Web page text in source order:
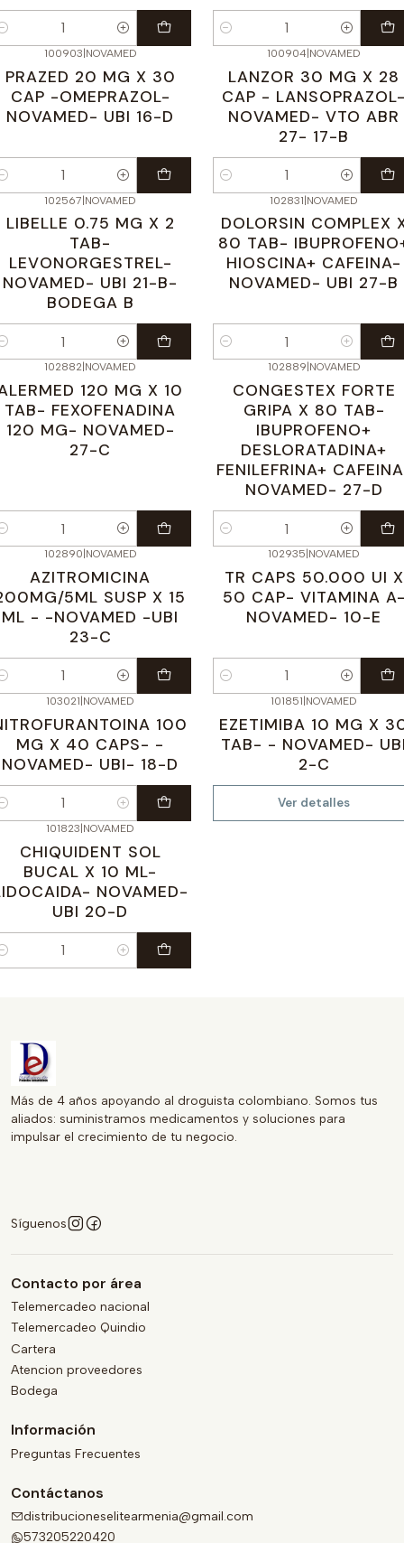
Cantidad
100903|NOVAMED
PRAZED 20 MG X 30
CAP -OMEPRAZOL-
NOVAMED- UBI 16-D
100904|NOVAMED
LANZOR 30 MG X 28
CAP -
NOVAMED- VTO ABR
27- 17-B
Cantidad
102567|NOVAMED
LIBELLE 0.75 MG X 2
TAB-
LEVONORGESTREL-
NOVAMED- UBI 21-B-
BODEGA B
102831|NOVAMED
DOLORSIN COMPLEX
80 TAB-
HIOSCINA+ CAFEINA-
NOVAMED- UBI 27-B
Cantidad
102882 NOVAMED
120 MG X 10
TAB- FEXOFENADINA
120 MG- NOVAMED-
27-C
102889 NOVAMED
CONGESTEX FORTE
GRIPA X 80 TAB-
IBUPROFENO+
DESLORATADINA+
FENILEFRINA+
NOVAMED- 27-D
Cantidad
102890 NOVAMED
AZITROMICINA
5ML SUSP X 15
ML - -NOVAMED -UBI
23-C
102935 NOVAMED
TR CAPS 50.000 UI X
50 CAP- VITAMINA
NOVAMED- 10-E
Cantidad
103021 NOVAMED
100
MG X 40 CAPS- -
NOVAMED- UBI- 18-D
101851 NOVAMED
EZETIMIBA 10 MG X
TAB- - NOVAMED-
2-C
Ver detalles
101823|NOVAMED
CHIQUIDENT SOL
BUCAL X 10 ML-
NOVAMED-
UBI 20-D
Más de 4 años apoyando al droguista colombiano. Somos tus
aliados: suministramos medicamentos y soluciones para
impulsar el crecimiento de tu negocio.
Síguenos
Contacto por área
Telemercadeo nacional
Telemercadeo Quindio
Cartera
Atencion proveedores
Bodega
Información
Preguntas Frecuentes
Contáctanos
distribucioneselitearmenia@gmail.com
573205220420